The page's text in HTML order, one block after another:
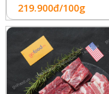
219.900đ/100g